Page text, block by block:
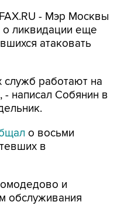
- Мэр Москвы
о ликвидации еще
атаковать
служб работают на
- написал Собянин в
о восьми
в
и
обслуживания